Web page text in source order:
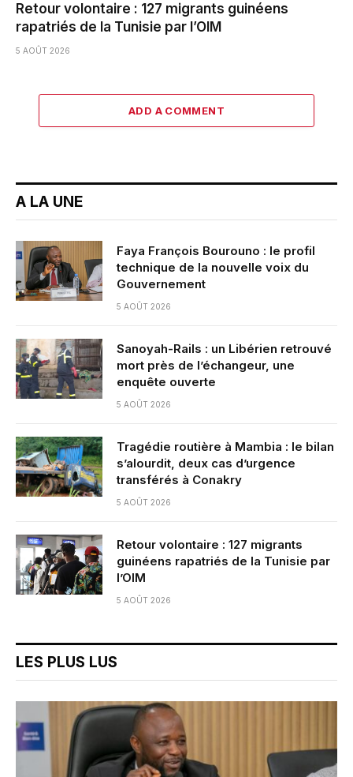
Retour volontaire : 127 migrants guinéens
rapatriés de la Tunisie par l’OIM
5 AOÛT 2026
ADD A COMMENT
A LA UNE
Faya François Bourouno : le profil
technique de la nouvelle voix du
Gouvernement
5 AOÛT 2026
Sanoyah-Rails : un Libérien retrouvé
mort près de l’échangeur, une
enquête ouverte
5 AOÛT 2026
Tragédie routière à Mambia : le bilan
s’alourdit, deux cas d’urgence
transférés à Conakry
5 AOÛT 2026
Retour volontaire : 127 migrants
guinéens rapatriés de la Tunisie par
l’OIM
5 AOÛT 2026
LES PLUS LUS